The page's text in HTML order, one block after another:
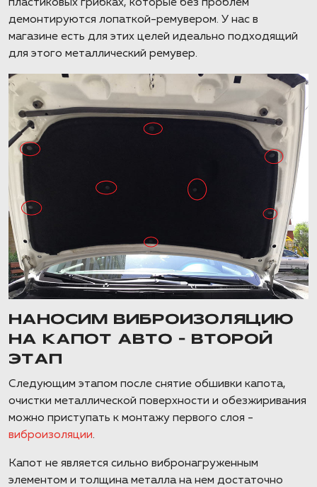
пластиковых грибках, которые без проблем
демонтируются лопаткой-ремувером. У нас в
магазине есть для этих целей идеально подходящий
для этого металлический ремувер.
НАНОСИМ ВИБРОИЗОЛЯЦИЮ
НА КАПОТ АВТО – ВТОРОЙ
ЭТАП
Следующим этапом после снятие обшивки капота,
очистки металлической поверхности и обезжиривания
можно приступать к монтажу первого слоя -
виброизоляции.
Капот не является сильно вибронагруженным
элементом и толщина металла на нем достаточно